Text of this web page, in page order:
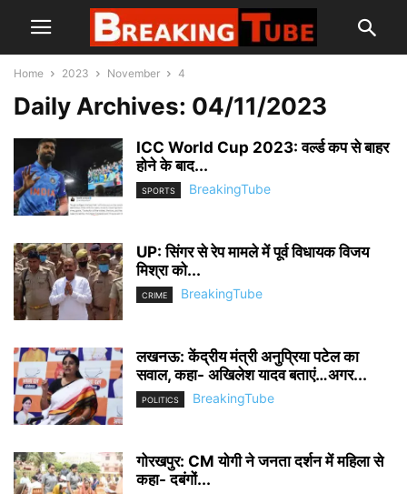
Home 2023 November 4
Daily Archives: 04/11/2023
ICC World Cup 2023: वर्ल्ड कप से बाहर
होने के बाद...
SPORTS BreakingTube
UP: सिंगर से रेप मामले में पूर्व विधायक विजय
मिश्रा को...
CRIME BreakingTube
लखनऊ: केंद्रीय मंत्री अनुप्रिया पटेल का
सवाल, कहा- अखिलेश यादव बताएं…अगर...
POLITICS BreakingTube
गोरखपुर: CM योगी ने जनता दर्शन में महिला से
कहा- दबंगों...